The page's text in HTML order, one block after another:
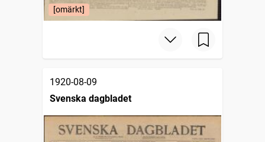
[omärkt]
1920-08-09
Svenska dagbladet